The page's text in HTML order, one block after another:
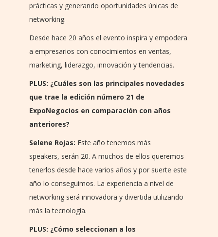
prácticas y generando oportunidades únicas de
networking.
Desde hace 20 años el evento inspira y empodera
a empresarios con conocimientos en ventas,
marketing, liderazgo, innovación y tendencias.
PLUS: ¿Cuáles son las principales novedades
que trae la edición número 21 de
ExpoNegocios en comparación con años
anteriores?
Selene Rojas: Este año tenemos más
speakers, serán 20. A muchos de ellos queremos
tenerlos desde hace varios años y por suerte este
año lo conseguimos. La experiencia a nivel de
networking será innovadora y divertida utilizando
más la tecnología.
PLUS: ¿Cómo seleccionan a los